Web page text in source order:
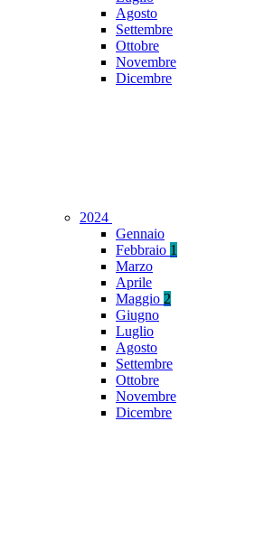
Agosto
Settembre
Ottobre
Novembre
Dicembre
2024
Gennaio
Febbraio 1
Marzo
Aprile
Maggio 2
Giugno
Luglio
Agosto
Settembre
Ottobre
Novembre
Dicembre